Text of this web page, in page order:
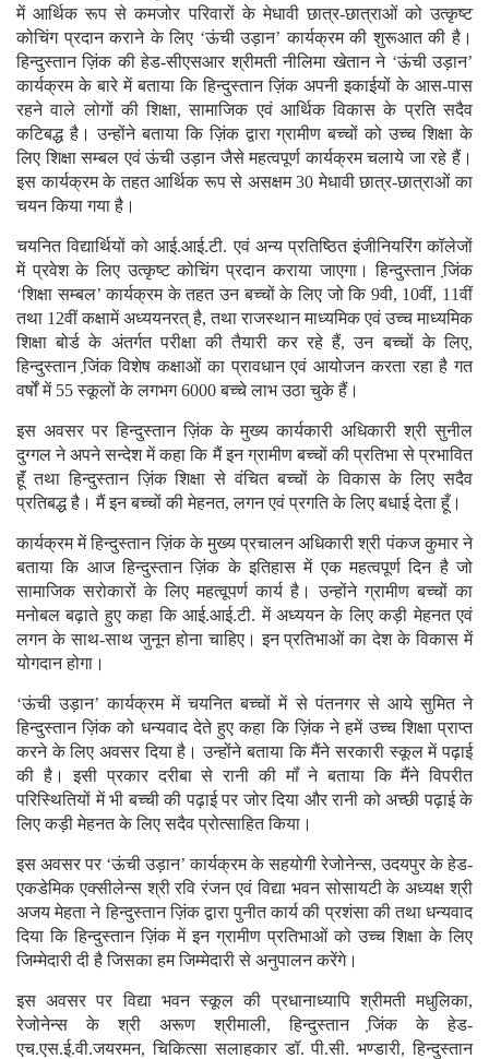
में आर्थिक रूप से कमजोर परिवारों के मेधावी छात्र-छात्राओं को उत्कृष्ट
कोचिंग प्रदान कराने के लिए ‘ऊंची उड़ान’ कार्यक्रम की शुरूआत की है।
हिन्दुस्तान ज़िंक की हेड-सीएसआर श्रीमती नीलिमा खेतान ने ‘ऊंची उड़ान’
कार्यक्रम के बारे में बताया कि हिन्दुस्तान ज़िंक अपनी इकाईयों के आस-पास
रहने वाले लोगों की शिक्षा, सामाजिक एवं आर्थिक विकास के प्रति सदैव
कटिबद्ध है। उन्होंने बताया कि ज़िंक द्वारा ग्रामीण बच्चों को उच्च शिक्षा के
लिए शिक्षा सम्बल एवं ऊंची उड़ान जैसे महत्वपूर्ण कार्यक्रम चलाये जा रहे हैं।
इस कार्यक्रम के तहत आर्थिक रूप से असक्षम 30 मेधावी छात्र-छात्राओं का
चयन किया गया है।
चयनित विद्यार्थियों को आई.आई.टी. एवं अन्य प्रतिष्ठित इंजीनियरिंग कॉलेजों
में प्रवेश के लिए उत्कृष्ट कोचिंग प्रदान कराया जाएगा। हिन्दुस्तान जि़ंक
‘शिक्षा सम्बल’ कार्यक्रम के तहत उन बच्चों के लिए जो कि 9वी, 10वीं, 11वीं
तथा 12वीं कक्षामें अध्ययनरत् है, तथा राजस्थान माध्यमिक एवं उच्च माध्यमिक
शिक्षा बोर्ड के अंतर्गत परीक्षा की तैयारी कर रहे हैं, उन बच्चों के लिए,
हिन्दुस्तान जि़ंक विशेष कक्षाओं का प्रावधान एवं आयोजन करता रहा है गत
वर्षों में 55 स्कूलों के लगभग 6000 बच्चे लाभ उठा चुके हैं।
इस अवसर पर हिन्दुस्तान ज़िंक के मुख्य कार्यकारी अधिकारी श्री सुनील
दुग्गल ने अपने सन्देश में कहा कि मैं इन ग्रामीण बच्चों की प्रतिभा से प्रभावित
हूॅं तथा हिन्दुस्तान ज़िंक शिक्षा से वंचित बच्चों के विकास के लिए सदैव
प्रतिबद्ध है। मैं इन बच्चों की मेहनत, लगन एवं प्रगति के लिए बधाई देता हूँ।
कार्यक्रम में हिन्दुस्तान ज़िंक के मुख्य प्रचालन अधिकारी श्री पंकज कुमार ने
बताया कि आज हिन्दुस्तान ज़िंक के इतिहास में एक महत्वपूर्ण दिन है जो
सामाजिक सरोकारों के लिए महत्वूपर्ण कार्य है। उन्होंने ग्रामीण बच्चों का
मनोबल बढ़ाते हुए कहा कि आई.आई.टी. में अध्ययन के लिए कड़ी मेहनत एवं
लगन के साथ-साथ जुनून होना चाहिए। इन प्रतिभाओं का देश के विकास में
योगदान होगा।
‘ऊंची उड़ान’ कार्यक्रम में चयनित बच्चों में से पंतनगर से आये सुमित ने
हिन्दुस्तान ज़िंक को धन्यवाद देते हुए कहा कि ज़िंक ने हमें उच्च शिक्षा प्राप्त
करने के लिए अवसर दिया है। उन्होंने बताया कि मैंने सरकारी स्कूल में पढ़ाई
की है। इसी प्रकार दरीबा से रानी की मॉं ने बताया कि मैंने विपरीत
परिस्थितियों में भी बच्ची की पढ़ाई पर जोर दिया और रानी को अच्छी पढ़ाई के
लिए कड़ी मेहनत के लिए सदैव प्रोत्साहित किया।
इस अवसर पर ‘ऊंची उड़ान’ कार्यक्रम के सहयोगी रेजोनेन्स, उदयपुर के हेड-
एकडेमिक एक्सीलेन्स श्री रवि रंजन एवं विद्या भवन सोसायटी के अध्यक्ष श्री
अजय मेहता ने हिन्दुस्तान ज़िंक द्वारा पुनीत कार्य की प्रशंसा की तथा धन्यवाद
दिया कि हिन्दुस्तान ज़िंक में इन ग्रामीण प्रतिभाओं को उच्च शिक्षा के लिए
जिम्मेदारी दी है जिसका हम जिम्मेदारी से अनुपालन करेंगे।
इस अवसर पर विद्या भवन स्कूल की प्रधानाध्यापि श्रीमती मधुलिका,
रेजोनेन्स के श्री अरूण श्रीमाली, हिन्दुस्तान जि़ंक के हेड-
एच.एस.ई.वी.जयरमन, चिकित्सा सलाहकार डॉ. पी.सी. भण्डारी, हिन्दुस्तान